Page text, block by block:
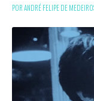
POR ANDRÉ FELIPE DE